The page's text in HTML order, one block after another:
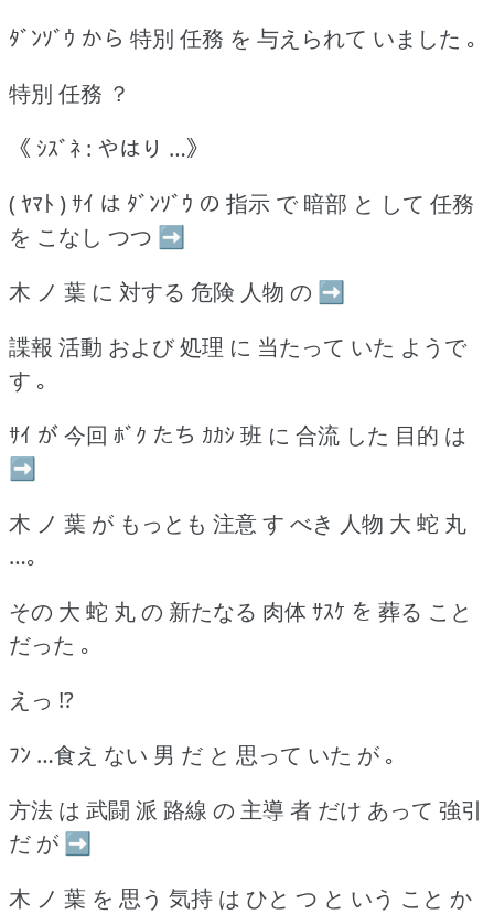
ﾀﾞﾝｿﾞｳ から 特別 任務 を 与えられて いました ｡
特別 任務 ？
《 ｼｽﾞﾈ : やはり …》
( ﾔﾏﾄ ) ｻｲ は ﾀﾞﾝｿﾞｳ の 指示 で 暗部 と して 任務
を こなし つつ ➡
木 ノ 葉 に 対する 危険 人物 の ➡
諜報 活動 および 処理 に 当たって いた ようで
す ｡
ｻｲ が 今回 ﾎﾞｸ たち ｶｶｼ 班 に 合流 した 目的 は
➡
木 ノ 葉 が もっとも 注意 す べき 人物 大 蛇 丸
…｡
その 大 蛇 丸 の 新たなる 肉体 ｻｽｹ を 葬る こと
だった ｡
えっ !?
ﾌﾝ …食え ない 男 だ と 思って いた が ｡
方法 は 武闘 派 路線 の 主導 者 だけ あって 強引
だ が ➡
木 ノ 葉 を 思う 気持 は ひと つ と いう こと か